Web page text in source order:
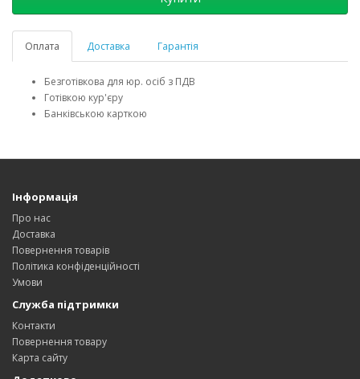
Оплата Доставка Гарантія
Безготівкова для юр. осіб з ПДВ
Готівкою кур'єру
Банківською карткою
Інформація
Про нас
Доставка
Повернення товарів
Політика конфіденційності
Умови
Служба підтримки
Контакти
Повернення товару
Карта сайту